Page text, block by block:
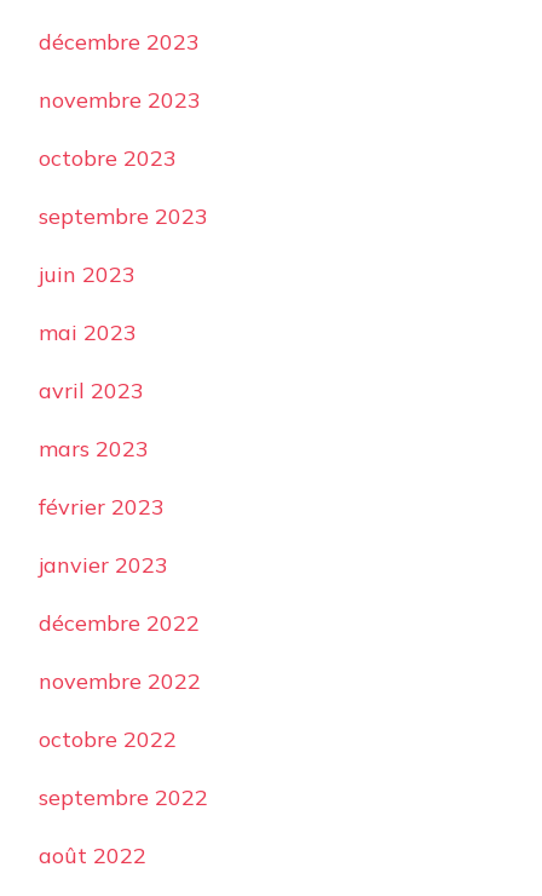
décembre 2023
novembre 2023
octobre 2023
septembre 2023
juin 2023
mai 2023
avril 2023
mars 2023
février 2023
janvier 2023
décembre 2022
novembre 2022
octobre 2022
septembre 2022
août 2022